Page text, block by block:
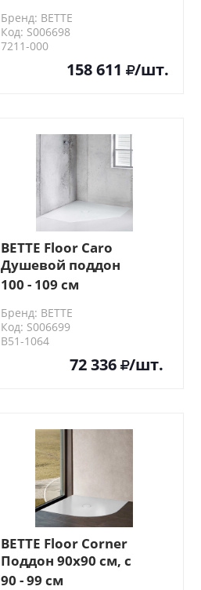
шумоизоляцией, цвет:
белый
Бренд: BETTE
Код: S006698
7211-000
158 611 /шт.
BETTE Floor Caro
Душевой поддон
100х100 см,
шумоизоляцией, цвет:
белый
100 - 109 см
Бренд: BETTE
Код: S006699
B51-1064
72 336 /шт.
BETTE Floor Сorner
Поддон 90х90 см, с
закругленным углом,
90 - 99 см